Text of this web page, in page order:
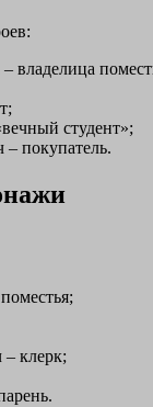
владелица
студент»;
покупатель.
клерк;